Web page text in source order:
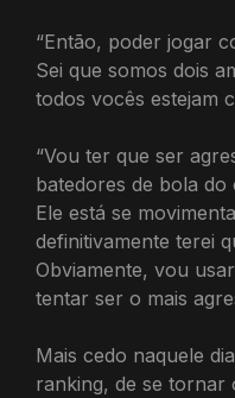
“Então, poder jogar
Sei que somos dois
todos vocês estejam
“Vou ter que ser
batedores de bola do
Ele está se
definitivamente terei
Obviamente, vou
tentar ser o mais
Mais cedo naquele
ranking, de se tornar